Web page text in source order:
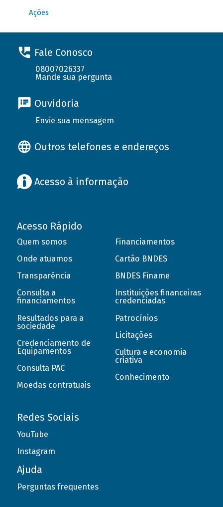
Ações
Fale Conosco
08007026337
Mande sua pergunta
Ouvidoria
Envie sua mensagem
Outros telefones e endereços
Acesso à informação
Acesso Rápido
Quem somos
Onde atuamos
Transparência
Consulta a
financiamentos
Resultados para a
sociedade
Credenciamento de
Equipamentos
Consulta PAC
Moedas contratuais
Financiamentos
Cartão BNDES
BNDES Finame
Instituições financeiras
credenciadas
Patrocínios
Licitações
Cultura e economia
criativa
Conhecimento
Redes Sociais
YouTube
Instagram
Ajuda
Perguntas frequentes